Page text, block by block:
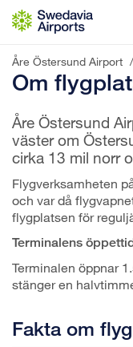
Gå till innehåll
Åre Östersund Airport /
Om
Åre Östersund
väster om
cirka 13 mil norr
Flygverksamheten
och var då
flygplatsen för
Terminalens
Terminalen öppnar
stänger en
Fakta om